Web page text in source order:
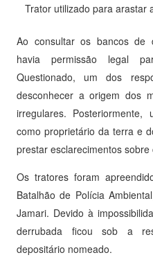
Trator utilizado para arastar
Ao consultar os bancos de
havia permissão legal
Questionado, um dos
desconhecer a origem dos
irregulares.
como proprietário da terra e
prestar esclarecimentos
Os tratores foram
Batalhão de Polícia
Jamari. Devido à
derrubada ficou sob a
depositário nomeado.